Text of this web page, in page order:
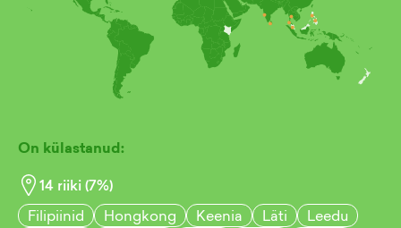
On külastanud:
14 riiki (7%)
Filipiinid
Hongkong Keenia Läti
Leedu